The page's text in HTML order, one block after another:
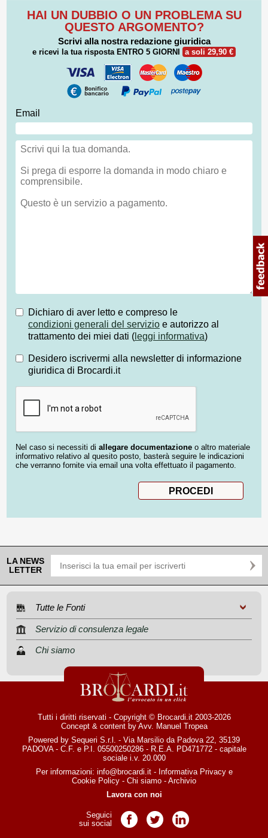
HAI UN DUBBIO O UN PROBLEMA SU
QUESTO ARGOMENTO?
Scrivi alla nostra redazione giuridica
e ricevi la tua risposta ENTRO 5 GIORNI a soli 29,90 €
Email
Dichiaro di aver letto e compreso le
condizioni generali del servizio e autorizzo al
trattamento dei miei dati ( leggi informativa)
Desidero iscrivermi alla newsletter di informazione
giuridica di Brocardi.it
Nel caso si necessiti di allegare documentazione o altro materiale
informativo relativo al quesito posto, basterà seguire le indicazioni
che verranno fornite via email una volta effettuato il pagamento.
LA NEWS
LETTER
Tutte le Fonti
Servizio di consulenza legale
Chi siamo
Tutti i diritti riservati - Copyright © Brocardi.it 2003-2026
Concept & content by Avv. Manuel Tropea
Powered by Sequeri S.r.l. - Via Marsilio da Padova 22, 35139
PADOVA - C.F. e P.I. 05500250286 - R.E.A. PD471772 - capitale
sociale i.v. 20.000
Per informazioni: info@brocardi.it- Informativa Privacye
Cookie Policy - Chi siamo - Archivio
Lavora con noi
Seguici
sui social
Pagina Facebook
Pagina TwitterPagina LinkedIn